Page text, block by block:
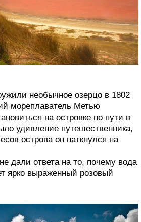
необычное озерцо в 1802
мореплаватель Метью
на островке по пути в
удивление путешественника,
острова он наткнулся на
дали ответа на то, почему вода
ярко выраженный розовый